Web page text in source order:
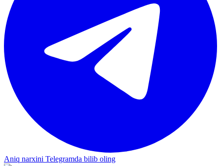
Aniq narxini Telegramda bilib oling